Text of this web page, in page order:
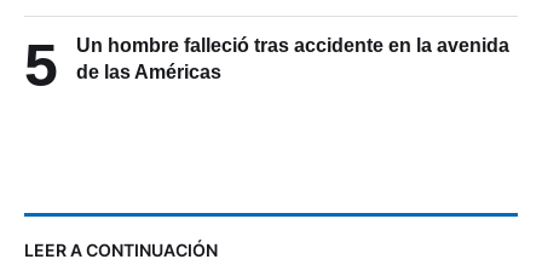
5
Un hombre falleció tras accidente en la avenida
de las Américas
LEER A CONTINUACIÓN